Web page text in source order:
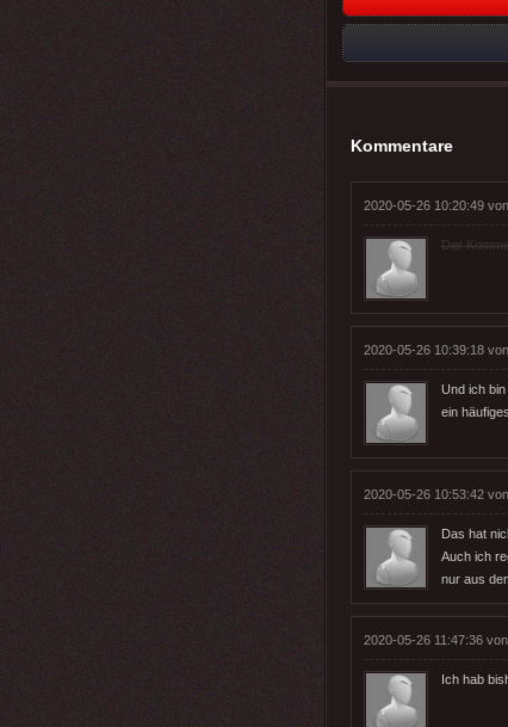
Kommentare
2020-05-26 10:20:49 von
Der
2020-05-26 10:39:18 von
Und ich
ein
2020-05-26 10:53:42 von
Das hat
Auch ich
nur aus
2020-05-26 11:47:36 von
Ich hab